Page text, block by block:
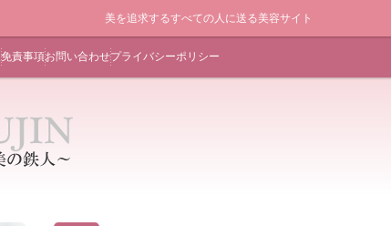
美を追求するすべての人に送る美容サイト
免責事項お問い合わせプライバシーポリシー